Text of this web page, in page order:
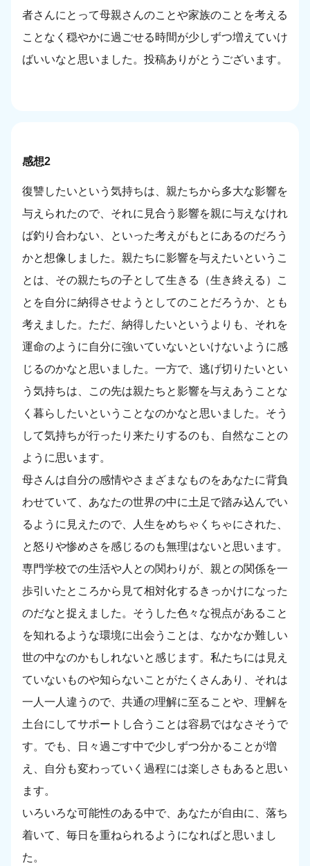
者さんにとって母親さんのことや家族のことを考える
ことなく穏やかに過ごせる時間が少しずつ増えていけ
ばいいなと思いました。投稿ありがとうございます。
感想2
復讐したいという気持ちは、親たちから多大な影響を
与えられたので、それに見合う影響を親に与えなけれ
ば釣り合わない、といった考えがもとにあるのだろう
かと想像しました。親たちに影響を与えたいというこ
とは、その親たちの子として生きる（生き終える）こ
とを自分に納得させようとしてのことだろうか、とも
考えました。ただ、納得したいというよりも、それを
運命のように自分に強いていないといけないように感
じるのかなと思いました。一方で、逃げ切りたいとい
う気持ちは、この先は親たちと影響を与えあうことな
く暮らしたいということなのかなと思いました。そう
して気持ちが行ったり来たりするのも、自然なことの
ように思います。
母さんは自分の感情やさまざまなものをあなたに背負
わせていて、あなたの世界の中に土足で踏み込んでい
るように見えたので、人生をめちゃくちゃにされた、
と怒りや惨めさを感じるのも無理はないと思います。
専門学校での生活や人との関わりが、親との関係を一
歩引いたところから見て相対化するきっかけになった
のだなと捉えました。そうした色々な視点があること
を知れるような環境に出会うことは、なかなか難しい
世の中なのかもしれないと感じます。私たちには見え
ていないものや知らないことがたくさんあり、それは
一人一人違うので、共通の理解に至ることや、理解を
土台にしてサポートし合うことは容易ではなさそうで
す。でも、日々過ごす中で少しずつ分かることが増
え、自分も変わっていく過程には楽しさもあると思い
ます。
いろいろな可能性のある中で、あなたが自由に、落ち
着いて、毎日を重ねられるようになればと思いまし
た。